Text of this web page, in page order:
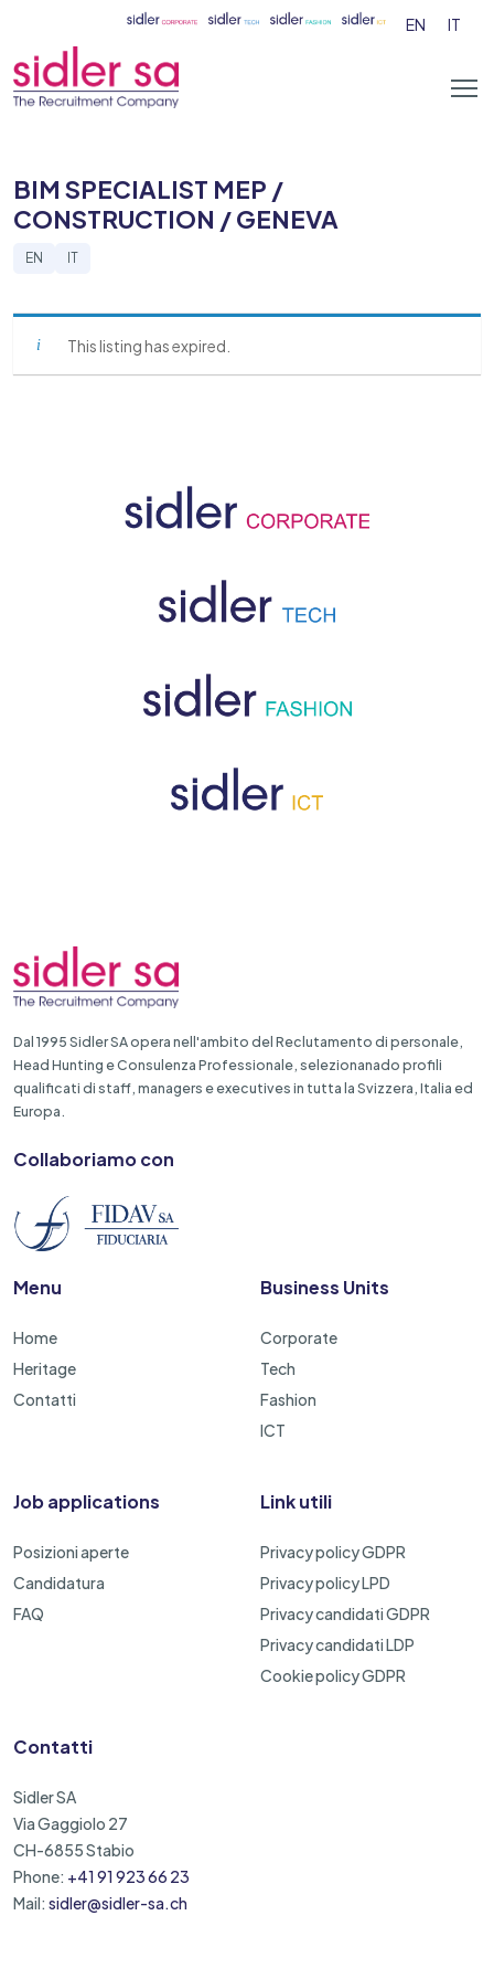
EN IT
BIM SPECIALIST MEP /
CONSTRUCTION / GENEVA
EN IT
This listing has expired.
Dal 1995 Sidler SA opera nell'ambito del Reclutamento di personale,
Head Hunting e Consulenza Professionale, selezionanado profili
qualificati di staff, managers e executives in tutta la Svizzera, Italia ed
Europa.
Collaboriamo con
Menu
Home
Heritage
Contatti
Business Units
Corporate
Tech
Fashion
ICT
Job applications
Posizioni aperte
Candidatura
FAQ
Link utili
Privacy policy GDPR
Privacy policy LPD
Privacy candidati GDPR
Privacy candidati LDP
Cookie policy GDPR
Contatti
Sidler SA
Via Gaggiolo 27
CH-6855 Stabio
Phone: +41 91 923 66 23
Mail: sidler@sidler-sa.ch